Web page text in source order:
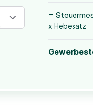
=
x Hebesatz